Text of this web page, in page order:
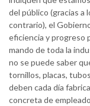
del público (gracias a
contrario), el
eficiencia y progreso
mando de toda la
no se puede saber
tornillos, placas,
deben cada día
concreta de